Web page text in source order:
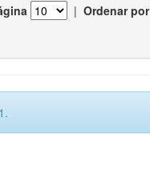
| Ordenar por